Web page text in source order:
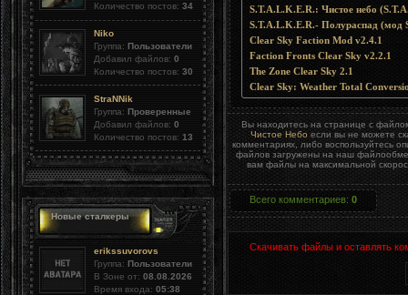
Количество постов: 34
Niko
Группа: Пользователи
Добавил файлов: 0
Количество постов: 30
StraNNik
Группа: Проверенные
Добавил файлов: 0
Количество постов: 13
Новые сталкеры
erikssuvorovs
Группа: Пользователи
В Зоне от: 08.08.2026
Время входа: 05:38
S.T.A.L.K.E.R.: Чистое небо
S.T.A.L.K.E.R.- Полураспад (мод
Clear Sky Faction Mod v2.4.1
Faction Fronts Clear Sky v2.2.1
The Zone Clear Sky 2.1
Clear Sky: Weather Total
Вы находитесь на странице с
Чистое Небо если вы не можете
комментариях, либо воспользуйтесь
файлов загружены на наш
вам файлы на максимальной
Всего комментариев: 0
Скачивать файлы и оставлять